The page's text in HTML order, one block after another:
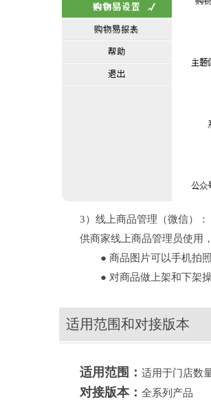
3）线上商品管理（微信）：
供商家线上商品管理员使用
● 商品图片可以手机拍照
● 对商品做上架和下架
适用范围和对接版本
适用范围： 适用于门店数
对接版本： 全系列产品